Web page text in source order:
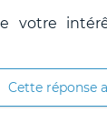
votre
Cette réponse